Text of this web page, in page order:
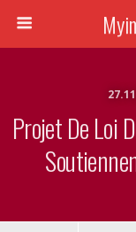
Projet De Loi